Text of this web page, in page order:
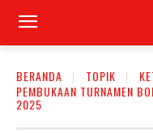
BERANDA TOPIK
PEMBUKAAN TURNAMEN
2025